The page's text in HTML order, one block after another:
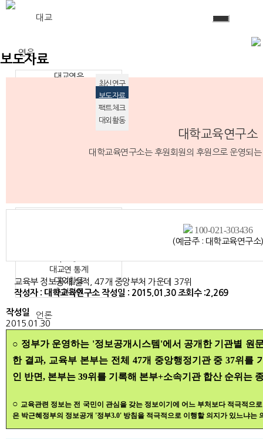
대교
연은
대교연은
대교연 통계
대외활동
추천자료
언론
속의 연구
후원
보도자료
최신연구
보도자료
팩트체크
대외활동
대학교육연구소
대학교육연구소는 후원회원의 후원으로 운영되
100-021-303436
(예금주 : 대학교육연구소)
교육부 정보공개 실적, 47개 중앙부처 가운데 37위
작성자 : 대학교육연구소 작성일 : 2015.01.30 조회수 :2,269
작성일
2015.01.30
○ 정부가 운영하는 '정보공개시스템'에서 공개한 기관별 원
한 결과, 교육부 본부는 전체 47개 중앙행정기관 중 37위를
인 반면, 본부는 39위를 기록해 본부+소속기관 합산 순위는
○ 교육관련 정보는 전 국민이 관심을 갖는 정보이기에 어느 부처보다 적극적으
은 박근혜정부의 정보공개 '정부3.0' 방침을 적극적으로 이행할 의지가 있느냐는